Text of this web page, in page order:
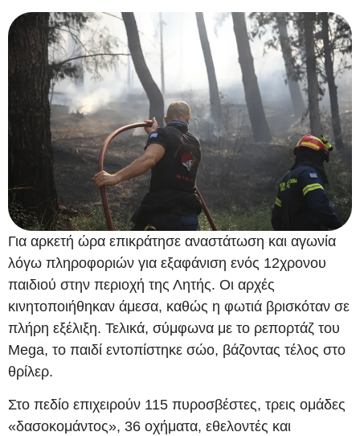
Για αρκετή ώρα επικράτησε αναστάτωση και αγωνία
λόγω πληροφοριών για εξαφάνιση ενός 12χρονου
παιδιού στην περιοχή της Λητής. Οι αρχές
κινητοποιήθηκαν άμεσα, καθώς η φωτιά βρισκόταν σε
πλήρη εξέλιξη. Τελικά, σύμφωνα με το ρεπορτάζ του
Mega, το παιδί εντοπίστηκε σώο, βάζοντας τέλος στο
θρίλερ.
Στο πεδίο επιχειρούν 115 πυροσβέστες, τρεις ομάδες
«δασοκομάντος», 36 οχήματα, εθελοντές και